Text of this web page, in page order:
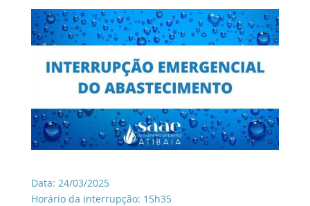
Data: 24/03/2025
Horário da interrupção: 15h35